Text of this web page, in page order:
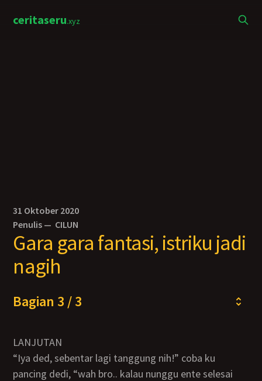
ceritaseru.xyz
31 Oktober 2020
Penulis — CILUN
Gara gara fantasi, istriku jadi
nagih
Bagian 3 / 3
LANJUTAN
“iya ded, sebentar lagi tanggung nih!” coba ku
pancing dedi, “wah bro.. kalau nunggu ente selesai